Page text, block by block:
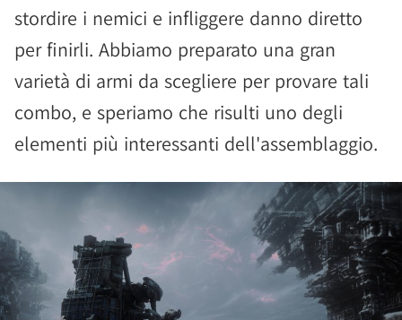
stordire i nemici e infliggere danno diretto
per finirli. Abbiamo preparato una gran
varietà di armi da scegliere per provare tali
combo, e speriamo che risulti uno degli
elementi più interessanti dell'assemblaggio.